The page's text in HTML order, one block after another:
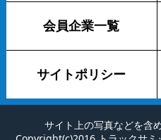
会員企業一覧
サイトポリシー
サイト上の写真などを